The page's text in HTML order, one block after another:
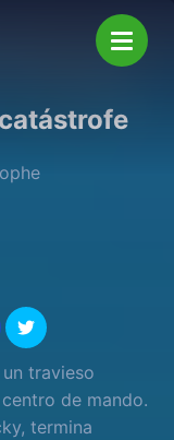
travieso
de mando.
termina